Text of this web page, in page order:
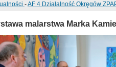
-AF 4 Działalność Okręgów
malarstwa Marka